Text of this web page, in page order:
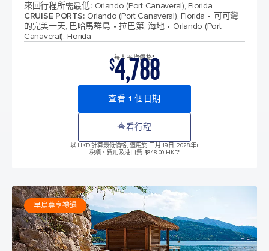
來回行程所需最低: Orlando (Port Canaveral), Florida
CRUISE PORTS: Orlando (Port Canaveral), Florida
可可灣
的完美一天, 巴哈馬群島
拉巴第, 海地
Orlando (Port
Canaveral), Florida
每人平均價格*
$4,788
查看 1 個日期
查看行程
以 HKD 計算最低價格, 適用於 二月 19日, 2028年+
稅項、費用及港口費 $848.00 HKD*
早鳥尊享禮遇